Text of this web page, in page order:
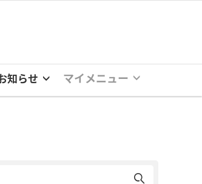
知らせ マイメニュー